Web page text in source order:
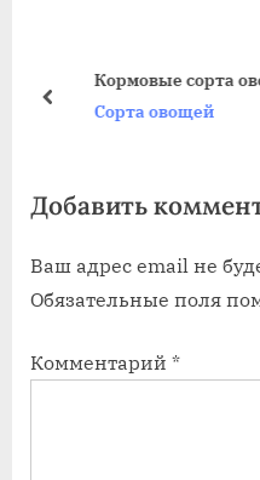
щ
з
п
и
ь
з
п
и
Кормовые сорта
Сорта овощей
пред
Добавить
Ваш адрес email не
Обязательные поля
Комментарий *